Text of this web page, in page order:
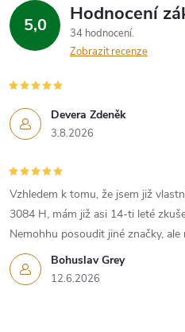
5,0 Hodnocení
34 hodnocení
Zobrazit recenze
Devera Zdeněk
3.8.2026
Bohuslav Grey
12.6.2026
Vzhledem k tomu, že jsem již
3084 H, mám již asi 14-ti leté
Nemohhu posoudit jiné značky,